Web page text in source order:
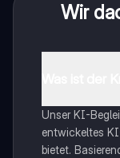
Wir
Unser KI-
entwickeltes
bietet.